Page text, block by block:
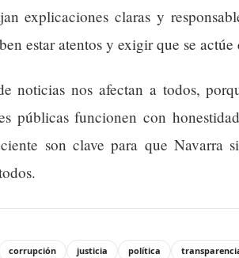
explicaciones claras y
estar atentos y exigir que se
noticias nos afectan a todos,
públicas funcionen con
son clave para que Navarra
corrupción justicia política